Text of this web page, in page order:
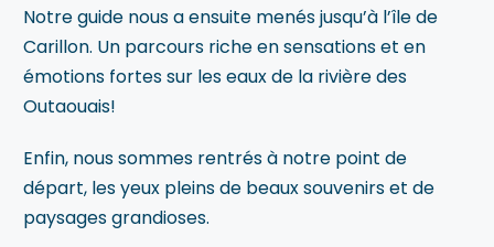
Notre guide nous a ensuite menés jusqu’à l’île de
Carillon. Un parcours riche en sensations et en
émotions fortes sur les eaux de la rivière des
Outaouais!
Enfin, nous sommes rentrés à notre point de
départ, les yeux pleins de beaux souvenirs et de
paysages grandioses.